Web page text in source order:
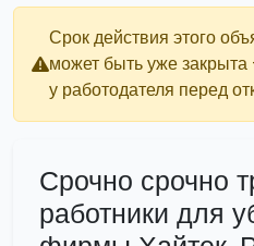
Срок действия этого
может быть уже закрыта
у работодателя перед
Срочно срочно
работники для